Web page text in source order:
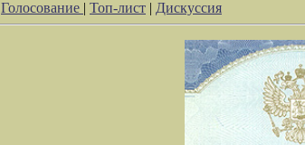
Голосование | Топ-лист | Дискуссия